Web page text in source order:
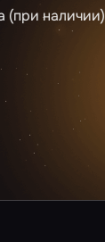
(при наличии)